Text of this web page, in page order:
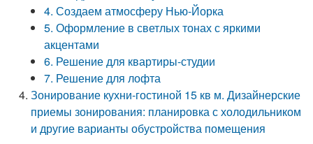
4. Создаем атмосферу Нью-Йорка
5. Оформление в светлых тонах с яркими
акцентами
6. Решение для квартиры-студии
7. Решение для лофта
Зонирование кухни-гостиной 15 кв м. Дизайнерские
приемы зонирования: планировка с холодильником
и другие варианты обустройства помещения